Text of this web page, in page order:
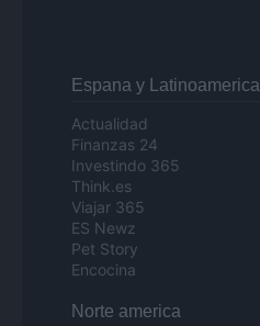
Espana y Latinoamerica
Actualidad
Finanzas 24
Investindo 365
Think.es
Viajar 365
ES Newz
Pet Story
Encocina
Norte america